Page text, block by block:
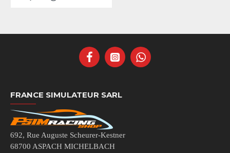
FRANCE SIMULATEUR SARL
692, Rue Auguste Scheurer-Kestner
68700 ASPACH MICHELBACH